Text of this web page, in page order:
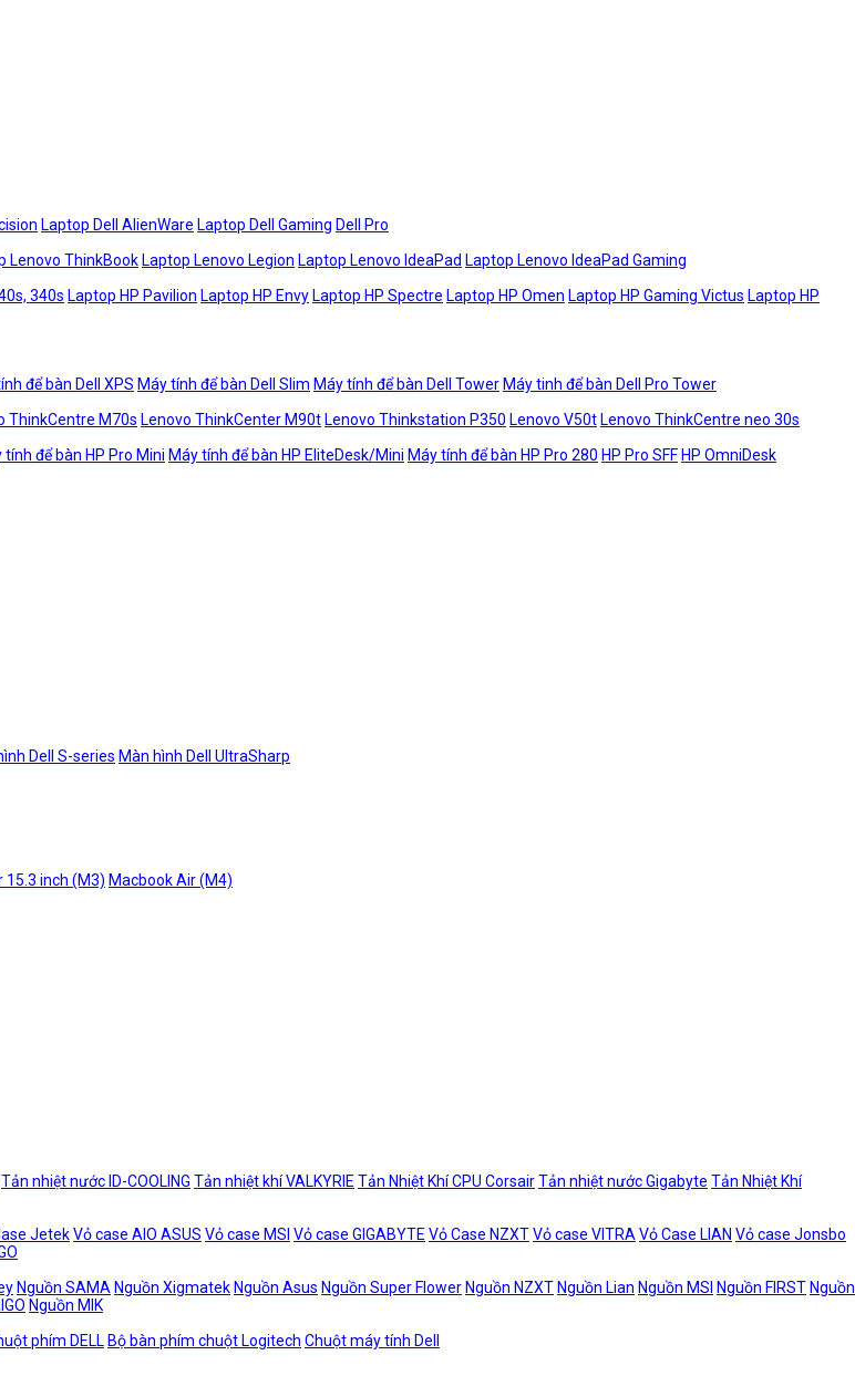
Laptop Dell AlienWare Laptop Dell Gaming Dell Pro
Lenovo ThinkBook Laptop Lenovo Legion Laptop Lenovo IdeaPad Laptop Lenovo IdeaPad Gaming
340s Laptop HP Pavilion Laptop HP Envy Laptop HP Spectre Laptop HP Omen Laptop HP Gaming Victus Laptop HP
để bàn Dell XPS Máy tính để bàn Dell Slim Máy tính để bàn Dell Tower Máy tinh để bàn Dell Pro Tower
ThinkCentre M70s Lenovo ThinkCenter M90t Lenovo Thinkstation P350 Lenovo V50t Lenovo ThinkCentre neo 30s
tính để bàn HP Pro Mini Máy tính để bàn HP EliteDesk/Mini Máy tính để bàn HP Pro 280 HP Pro SFF HP OmniDesk
Dell S-series Màn hình Dell UltraSharp
15.3 inch (M3) Macbook Air (M4)
Tản nhiệt nước ID-COOLING Tản nhiệt khí VALKYRIE Tản Nhiệt Khí CPU CorsairTản nhiệt nước Gigabyte Tản Nhiệt Khí
JetekVỏ case AIO ASUS Vỏ case MSI Vỏ case GIGABYTE Vỏ Case NZXTVỏ case VITRA Vỏ Case LIAN Vỏ case Jonsbo
Nguồn SAMA Nguồn Xigmatek Nguồn Asus Nguồn Super Flower Nguồn NZXT Nguồn Lian Nguồn MSI Nguồn FIRST Nguồn
Nguồn MIK
phím DELL Bộ bàn phím chuột Logitech Chuột máy tính Dell